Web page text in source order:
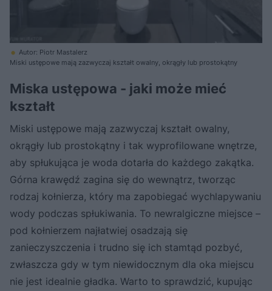
Autor: Piotr Mastalerz
Miski ustępowe mają zazwyczaj kształt owalny, okrągły lub prostokątny
Miska ustępowa - jaki może mieć
kształt
Miski ustępowe mają zazwyczaj kształt owalny,
okrągły lub prostokątny i tak wyprofilowane wnętrze,
aby spłukująca je woda dotarła do każdego zakątka.
Górna krawędź zagina się do wewnątrz, tworząc
rodzaj kołnierza, który ma zapobiegać wychlapywaniu
wody podczas spłukiwania. To newralgiczne miejsce –
pod kołnierzem najłatwiej osadzają się
zanieczyszczenia i trudno się ich stamtąd pozbyć,
zwłaszcza gdy w tym niewidocznym dla oka miejscu
nie jest idealnie gładka. Warto to sprawdzić, kupując